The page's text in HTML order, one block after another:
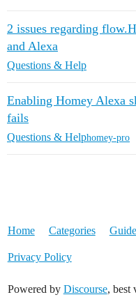
2 issues regarding
and Alexa
Questions & Help
Enabling Homey Alexa
fails
Questions & Helphomey-pro
Home Categories
Privacy Policy
Powered by Discourse, best